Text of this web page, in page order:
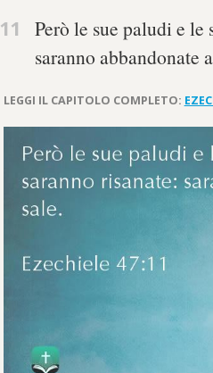
11
Però le sue paludi e le
saranno abbandonate
LEGGI IL CAPITOLO COMPLETO: